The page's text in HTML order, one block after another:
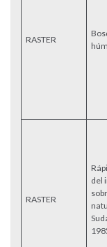
RASTER
RASTER
del